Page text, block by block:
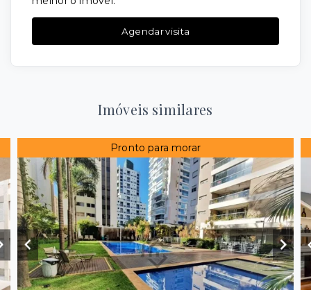
Agendar visita
Imóveis similares
Pronto para morar